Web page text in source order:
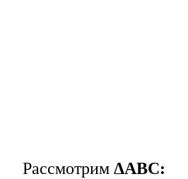
Рассмотрим ΔАВС: